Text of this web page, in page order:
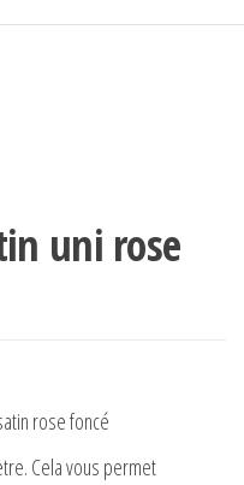
uni rose
rose foncé
Cela vous permet